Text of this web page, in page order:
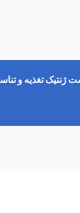
ژنتیک تغذیه و